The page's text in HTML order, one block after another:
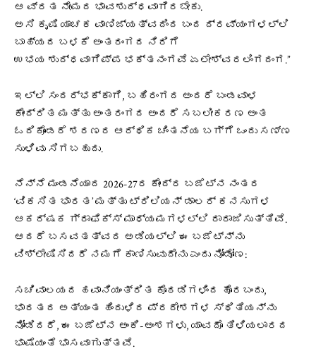
ಆ ವ್ರತ ನೇಮದ ಭಾವಶುದ್ಧವಾಗಿರಬೇಕು.
ಅಸಿ ಕೃಷಿ ಯಾಚಕ ವಾಣಿಜ್ಯತ್ವದಿಂದ ಬಂದ ದ್ರವ್ಯಂಗಳಲ್ಲಿ
ಬಾಹ್ಯದ ಬಳಕೆ ಅಂತರಂಗದ ನಿರಿಗೆ
ಉಭಯ ಶುದ್ಧವಾಗಿಪ್ಪ ಭಕ್ತನಂಗವೆ ಏಲೇಶ್ವರಲಿಂಗದಂಗ.”
ಇಲ್ಲಿ ಸಂದರ್ಭಕ್ಕಾಗಿ, ಬಹಿರಂಗದ ಅಂದರೆ ಬಂಡವಾಳ
ಕೇಂದ್ರಿತ ಮತ್ತು ಅಂತರಂಗದ ಅಂದರೆ ಸಬಲೀಕರಣ ಅಂತ
ಓದಿಕೊಂಡರೆ ಶರಣರ ಆರ್ಥಿಕ ಚಿಂತನೆಯ ಬಗ್ಗೆ ಒಂದು ಸಣ್ಣ
ಸುಳಿವು ಸಿಗಬಹುದು.
ನೆನ್ನೆ ಮಂಡನೆಯಾದ 2026-27ರ ಕೇಂದ್ರ ಬಜೆಟ್‌ನ ನಂತರ
‘ವಿಕಸಿತ ಭಾರತ’ ಮತ್ತು ಟ್ರಿಲಿಯನ್ ಡಾಲರ್ ಕನಸುಗಳ
ಆಕರ್ಷಕ ಗ್ರಾಫಿಕ್ಸ್ ಮಾಧ್ಯಮಗಳಲ್ಲಿ ರಾರಾಜಿಸುತ್ತಿವೆ.
ಆದರೆ ಬಸವತತ್ವದ ಅಡಿಯಲ್ಲಿ ಈ ಬಜೆಟ್‌ನ್ನು
ವಿಶ್ಲೇಷಿಸಿದರೆ ನಮಗೆ ಕಾಣಿಸುವುದೇನು ಎಂದು ನೋಡೋಣ:
ಸಚಿವಾಲಯದ ಹವಾನಿಯಂತ್ರಿತ ಕೊಠಡಿಗಳಿಂದ ಹೊರಬಂದು,
ಭಾರತದ ಅತ್ಯಂತ ಹಿಂದುಳಿದ ಪ್ರದೇಶಗಳ ಸ್ಥಿತಿಯನ್ನು
ನೋಡಿದರೆ, ಈ ಬಜೆಟ್‌ನ ಅಂಕಿ-ಅಂಶಗಳು, ಯಾವದೊ ತಿಳಿಯಲಾರದ
ಭಾಷೆಯಂತೆ ಭಾಸವಾಗುತ್ತವೆ.